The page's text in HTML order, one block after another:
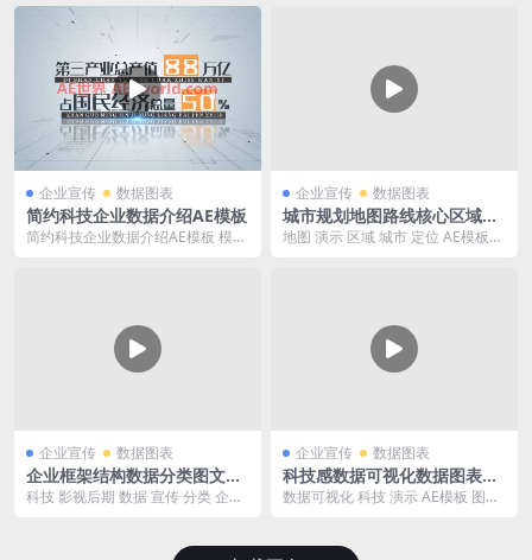
改模板建...
企业宣传 数据图表
简约科技企业数据介绍AE模板
简约科技企业数据介绍AE模板 模板
企业宣传 数据图表
城市规划地图路线核心区域定
位展示AE模板
地图 演示 区域 城市 定位 AE模板
企业宣传 数据图表
企业框架结构数据分类图文展
示AE模板
科技 影视后期 数据 宣传 分类 企业
企业宣传 数据图表
科技感数据可视化数据图表图
形演示AE模板
数据可视化 科技 演示 AE模板 图形